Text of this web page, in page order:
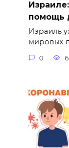
помощь
Израиль
мировых
0 6